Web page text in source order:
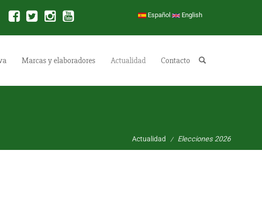
Español
English
Marcas y elaboradores Actualidad Contacto
Actualidad / Elecciones 2026